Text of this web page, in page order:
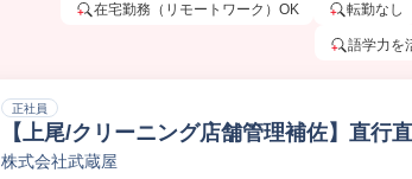
在宅勤務（リモートワーク）OK 転勤なし
語学力を
正社員
【上尾/クリーニング店舗管理補佐】直行
ス業
株式会社武蔵屋